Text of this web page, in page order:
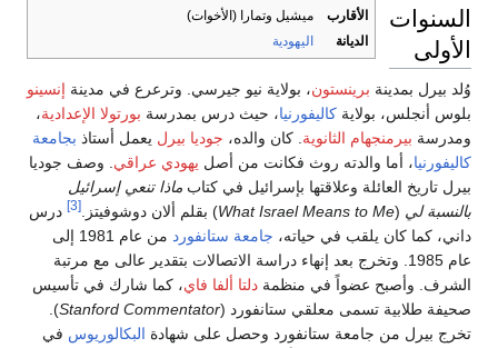
الأقارب
ميشيل وتمارا (الأخوات)
الديانة
اليهودية
السنوات
الأولى
وُلد بيرل بمدينة برينستون، بولاية نيو جيرسي. وترعرع في مدينة إنسينو
بلوس أنجلس، بولاية كاليفورنيا، حيث درس بمدرسة بورتولا الإعدادية،
ومدرسة بيرمنجهام الثانوية. كان والده، جوديا بيرل يعمل أستاذ بجامعة
كاليفورنيا، أما والدته روث فكانت من أصل يهودي عراقي. وصف جوديا
بيرل تاريخ العائلة وعلاقتها بإسرائيل في كتاب ماذا تنعي إسرائيل
بالنسبة لي (
What Israel Means to Me) بقلم ألان دوشوفيتز.[3]
درس
داني، كما كان يلقب في حياته، جامعة ستانفورد
من عام 1981 إلى
عام 1985. وتخرج بعد إنهاء دراسة الاتصالات بتقدير عالى مع مرتبة
الشرف. وأصبح عضواً في منظمة دلتا ألفا فاي، كما شارك في تأسيس
صحيفة طلابية تسمى معلقي ستانفورد (Stanford Commentator
).
تخرج بيرل من جامعة ستانفورد وحصل على شهادة البكالوريوس في